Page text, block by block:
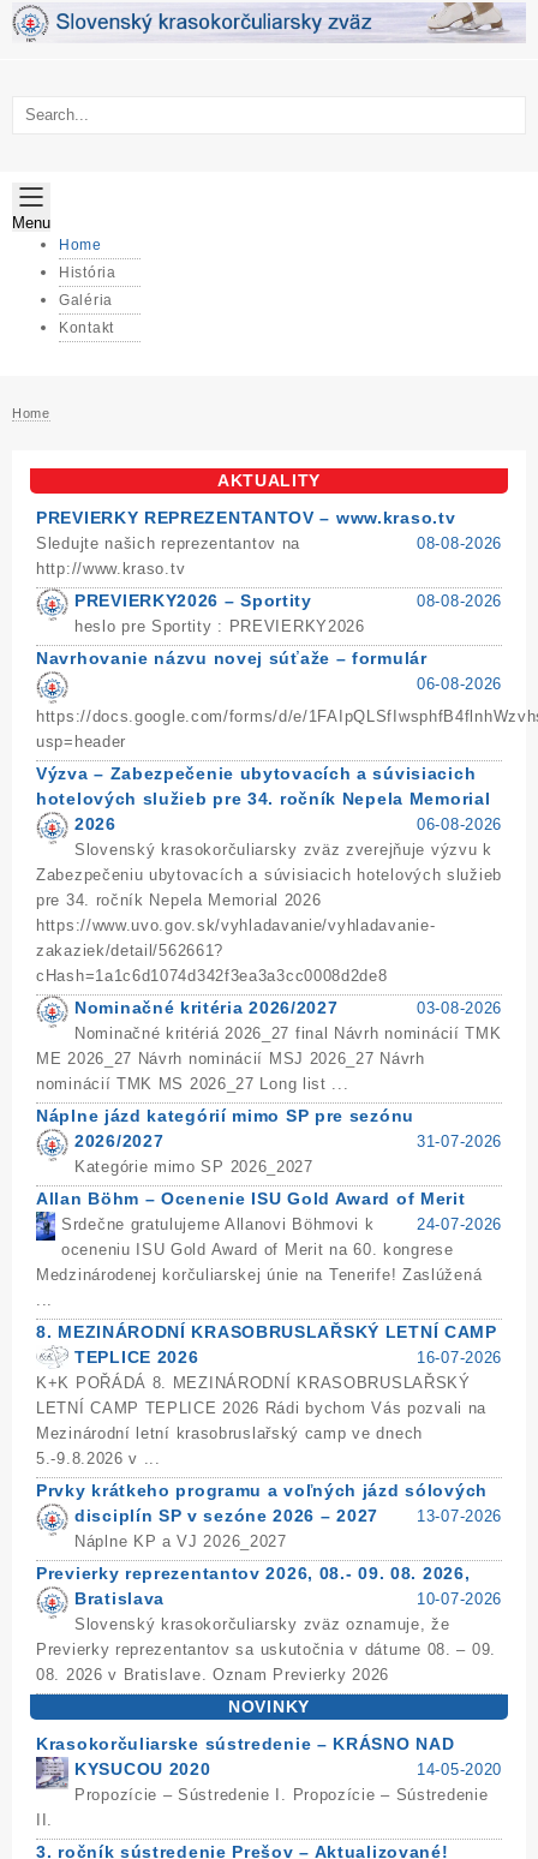
Skip
Menu
Home
História
Galéria
Kontakt
Home
AKTUALITY
PREVIERKY REPREZENTANTOV – www.kraso.tv
08-08-2026
Sledujte našich reprezentantov na
http://www.kraso.tv
PREVIERKY2026 – Sportity
08-08-2026
heslo pre Sportity : PREVIERKY2026
Navrhovanie názvu novej súťaže – formulár
06-08-2026
https://docs.google.com/forms/d/e/
usp=header
Výzva – Zabezpečenie ubytovacích a súvisiacich
hotelových služieb pre 34. ročník Nepela Memorial
2026
06-08-2026
Slovenský krasokorčuliarsky zväz zverejňuje výzvu k
Zabezpečeniu ubytovacích a súvisiacich hotelových služieb
pre 34. ročník Nepela Memorial 2026
https://www.uvo.gov.sk/vyhladavanie/vyhladavanie-
zakaziek/detail/562661?
cHash=1a1c6d1074d342f3ea3a3cc0008d2de8
Nominačné kritéria 2026/2027
03-08-2026
Nominačné kritériá 2026_27 final Návrh nominácií TMK
ME 2026_27 Návrh nominácií MSJ 2026_27 Návrh
nominácií TMK MS 2026_27 Long list ...
Náplne jázd kategórií mimo SP pre sezónu
2026/2027
31-07-2026
Kategórie mimo SP 2026_2027
Allan Böhm – Ocenenie ISU Gold Award of Merit
24-07-2026
Srdečne gratulujeme Allanovi Böhmovi k
oceneniu ISU Gold Award of Merit na 60. kongrese
Medzinárodenej korčuliarskej únie na Tenerife! Zaslúžená
...
8. MEZINÁRODNÍ KRASOBRUSLAŘSKÝ LETNÍ CAMP
TEPLICE 2026
16-07-2026
K+K POŘÁDÁ 8. MEZINÁRODNÍ KRASOBRUSLAŘSKÝ
LETNÍ CAMP TEPLICE 2026 Rádi bychom Vás pozvali na
Mezinárodní letní krasobruslařský camp ve dnech
5.-9.8.2026 v ...
Prvky krátkeho programu a voľných jázd sólových
disciplín SP v sezóne 2026 – 2027
13-07-2026
Náplne KP a VJ 2026_2027
Previerky reprezentantov 2026, 08.- 09. 08. 2026,
Bratislava
10-07-2026
Slovenský krasokorčuliarsky zväz oznamuje, že
Previerky reprezentantov sa uskutočnia v dátume 08. – 09.
08. 2026 v Bratislave. Oznam Previerky 2026
NOVINKY
Krasokorčuliarske sústredenie – KRÁSNO NAD
KYSUCOU 2020
14-05-2020
Propozície – Sústredenie I. Propozície – Sústredenie
II.
3. ročník sústredenie Prešov – Aktualizované!